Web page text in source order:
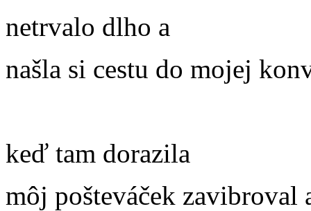
netrvalo dlho a
našla si cestu do mojej
keď tam dorazila
môj pošteváček zavibroval